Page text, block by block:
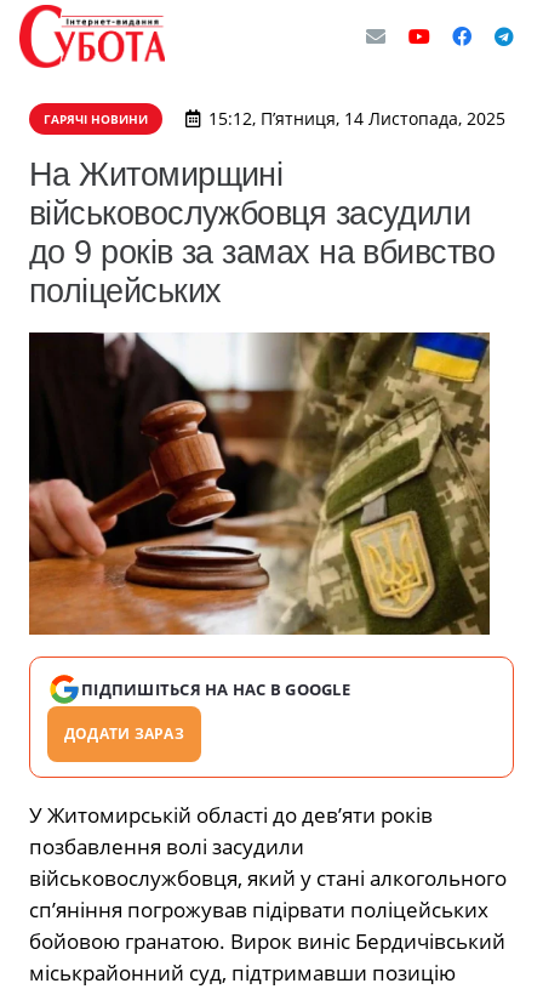
ГАРЯЧІ НОВИНИ 15:12, П’ятниця, 14 Листопада, 2025
На Житомирщині
військовослужбовця засудили
до 9 років за замах на вбивство
поліцейських
ПІДПИШІТЬСЯ НА НАС В GOOGLE
ДОДАТИ ЗАРАЗ
У Житомирській області до дев’яти років
позбавлення волі засудили
військовослужбовця, який у стані алкогольного
сп’яніння погрожував підірвати поліцейських
бойовою гранатою. Вирок виніс Бердичівський
міськрайонний суд, підтримавши позицію